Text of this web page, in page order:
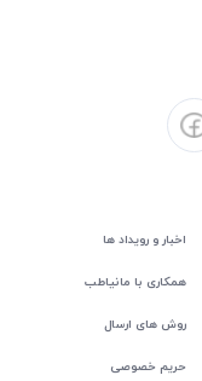
اخبار و رویداد ها
همکاری با مانیاطب
روش های ارسال
حریم خصوصی